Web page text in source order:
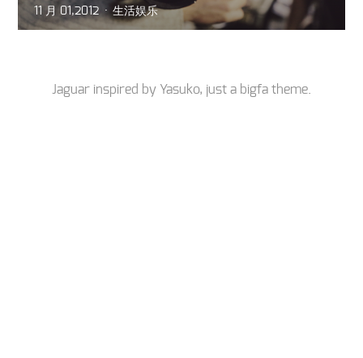
11 月 01,2012 生活娱乐
Jaguar inspired by Yasuko, just a bigfa theme.